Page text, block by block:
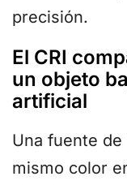
precisión.
El CRI
un objeto
artificial
Una fuente
mismo color